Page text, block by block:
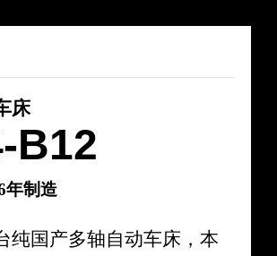
床
B12
年制造
纯国产多轴自动车床，本